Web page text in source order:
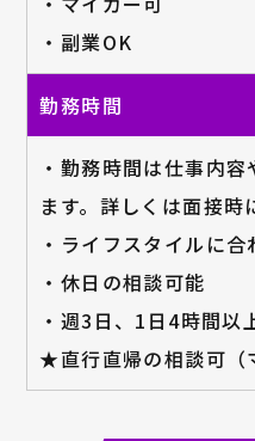
・副業OK
勤務時間
・勤務時間は仕事内
ます。詳しくは面接時
・ライフスタイルに
・休日の相談可能
・週3日、1日4時間以
★直行直帰の相談可（